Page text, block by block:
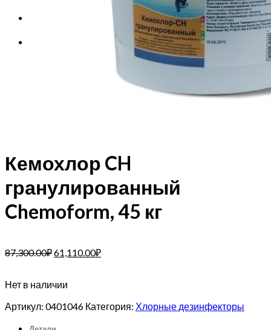
Кемохлор CH
гранулированный
Chemoform, 45 кг
87,300.00₽61,110.00₽
Нет в наличии
Артикул: 0401046 Категория: Хлорные дезинфекторы